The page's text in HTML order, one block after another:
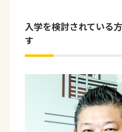
入学を検討されている
す